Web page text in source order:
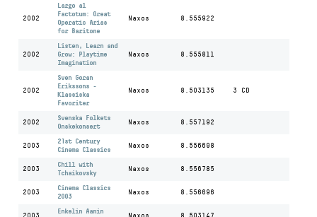
2002
Largo al
Factotum: Great
Operatic Arias
for Baritone
Naxos 8.555922
2002
Listen, Learn and
Grow: Playtime
Imagination
Naxos 8.555811
2002
Sven Goran
Erikssons -
Klassiska
Favoriter
Naxos 8.503135 3 CD
2002
Svenska Folkets
Onskekonsert
Naxos 8.557192
2003
21st Century
Cinema Classics
Naxos 8.556698
2003
Chill with
Tchaikovsky
Naxos 8.556785
2003
Cinema Classics
2003
Naxos 8.556696
2003
Enkelin Aanin
Naxos 8.503147